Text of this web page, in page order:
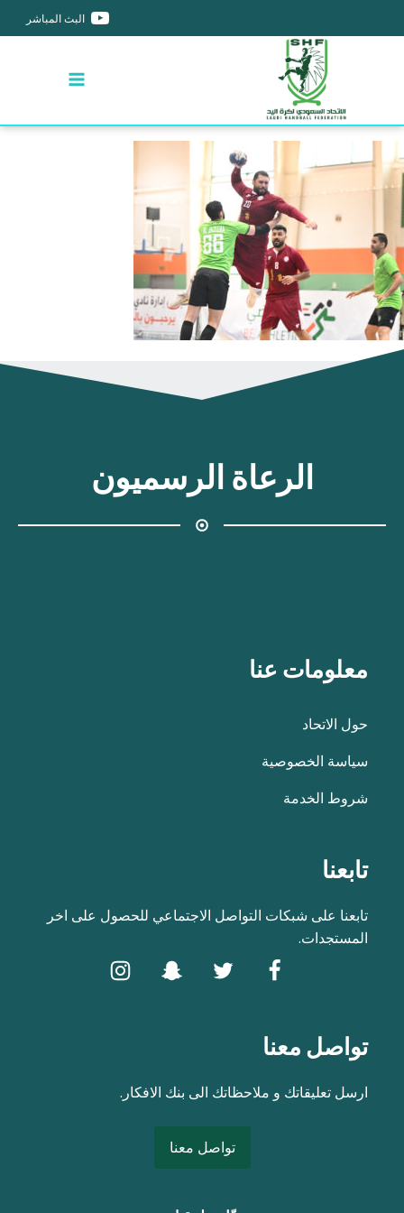
البث المباشر
الرعاة الرسميون
معلومات عنا
حول الاتحاد
سياسة الخصوصية
شروط الخدمة
تابعنا
تابعنا على شبكات التواصل الاجتماعي للحصول على اخر
المستجدات.
تواصل معنا
ارسل تعليقاتك و ملاحظاتك الى بنك الافكار.
تواصل معنا